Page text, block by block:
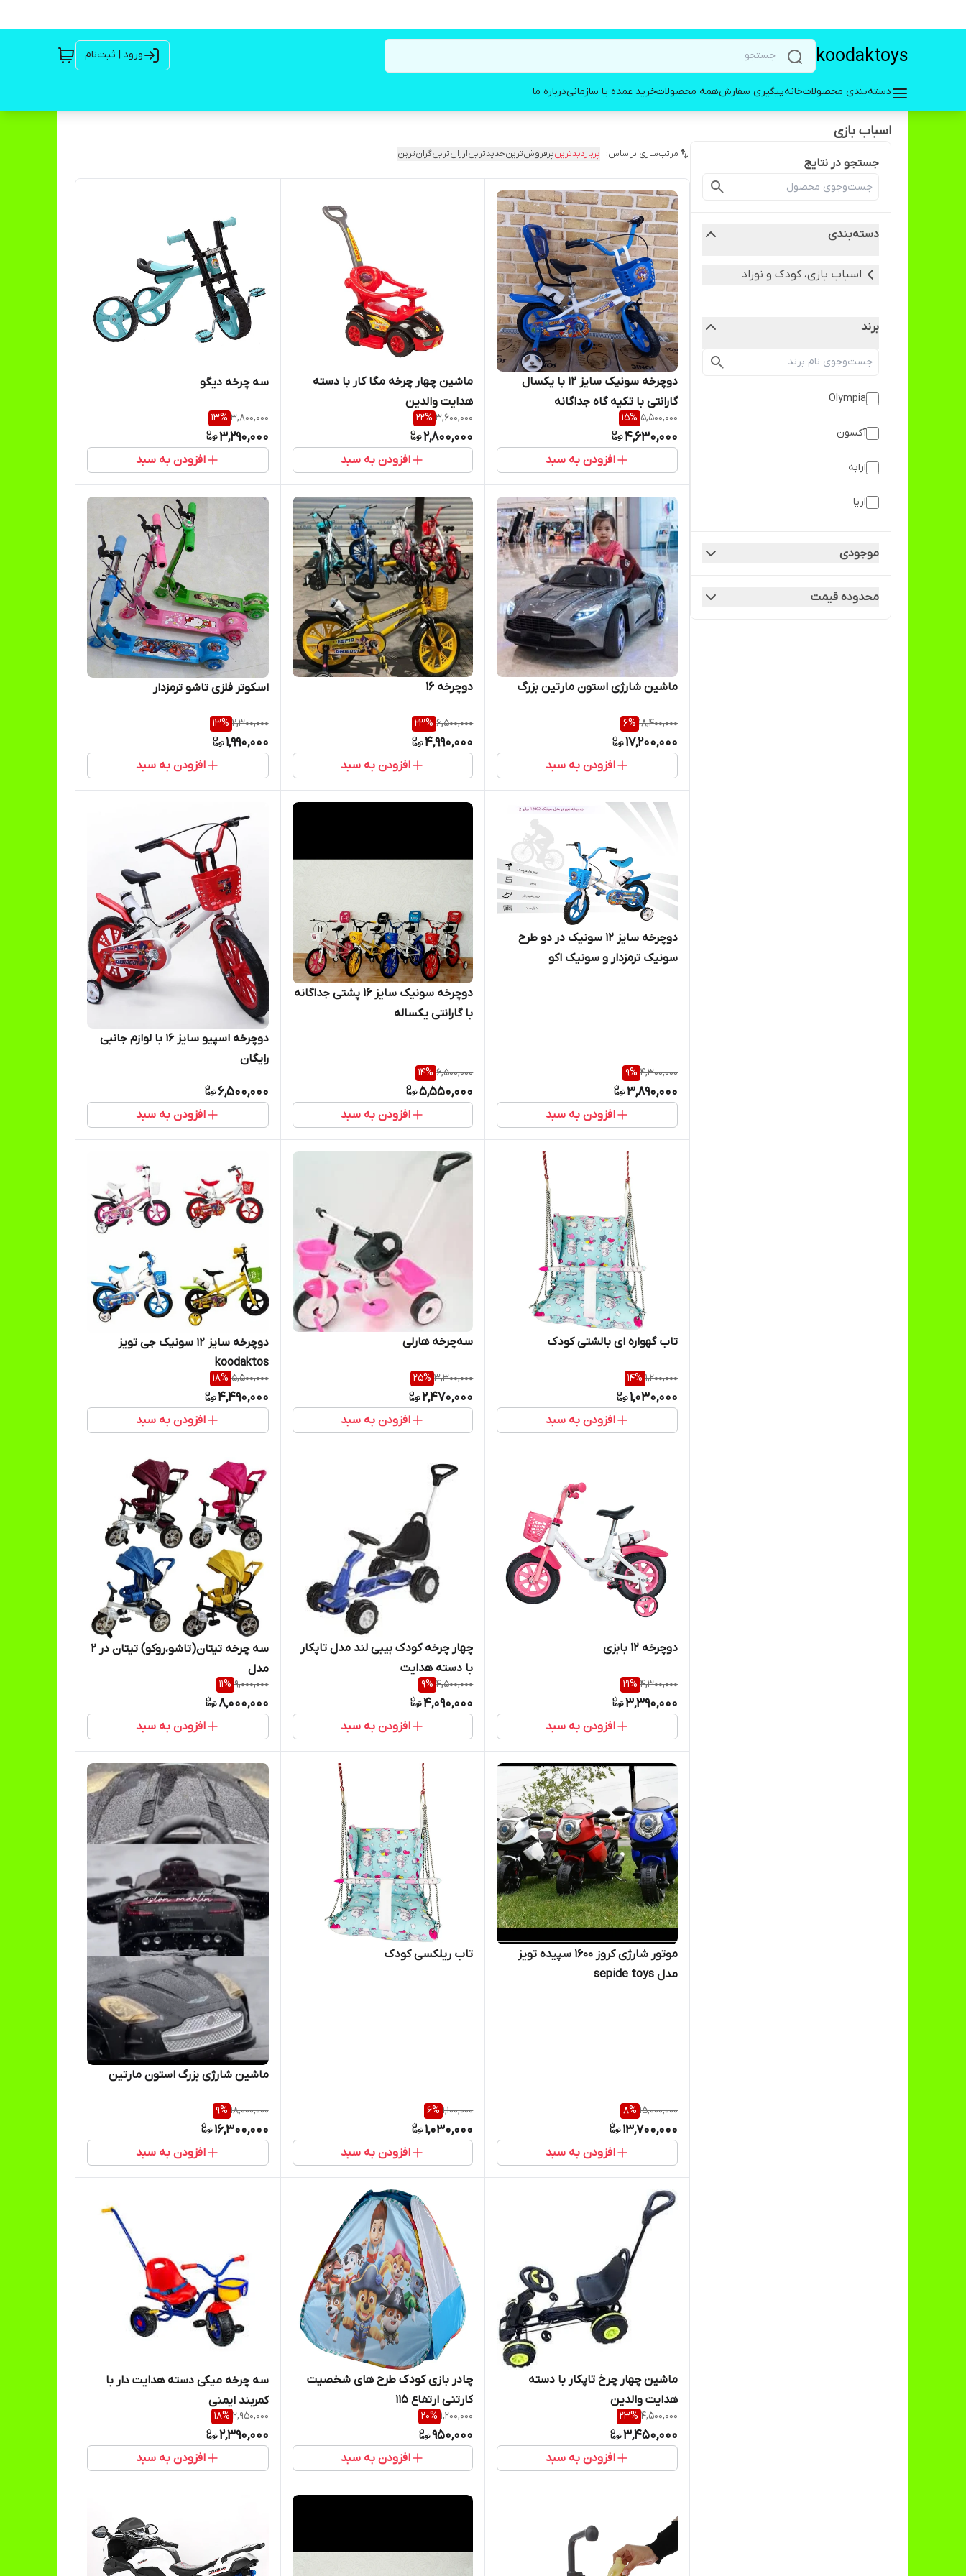
koodaktoys ورود | ثبت‌نام
دسته‌بندی محصولاتخانهپیگیری سفارشهمه محصولاتخرید عمده یا سازمانیدرباره ما
اسباب بازی
جستجو در نتایج
دسته‌بندی
اسباب بازی، کودک و نوزاد
برند
Olympia
آکسون
ارابه
اریا
بیبی لند
موجودی
محدوده قیمت
مرتب‌سازی براساس: پربازدیدترینپرفروش‌ترینجدیدترینارزان‌ترینگران‌ترین
دوچرخه سونیک سایز ۱۲ با یکسال
گارانتی با تکیه گاه جداگانه
5,500,000
15%
4,630,000
افزودن به سبد
ماشین چهار چرخه مگا کار با دسته
هدایت والدین
3,600,000
22%
2,800,000
افزودن به سبد
سه چرخه دیگو
3,800,000
13%
3,290,000
افزودن به سبد
ماشین شارژی استون مارتین بزرگ
18,400,000
6%
17,200,000
افزودن به سبد
دوچرخه ۱۶
6,500,000
23%
4,990,000
افزودن به سبد
اسکوتر فلزی تاشو ترمزدار
2,300,000
13%
1,990,000
افزودن به سبد
دوچرخه سایز ۱۲ سونیک در دو طرح
سونیک ترمزدار و سونیک اکو
4,300,000
9%
3,890,000
افزودن به سبد
دوچرخه سونیک سایز ۱۶ پشتی جداگانه
با گارانتی یکساله
6,500,000
14%
5,550,000
افزودن به سبد
دوچرخه اسپیو سایز ۱۶ با لوازم جانبی
رایگان
6,500,000
افزودن به سبد
تاب گهواره ای بالشتی کودک
1,200,000
14%
1,030,000
افزودن به سبد
سه‌چرخه هارلی
3,300,000
25%
2,470,000
افزودن به سبد
دوچرخه سایز ۱۲ سونیک جی تویز
koodaktos
5,500,000
18%
4,490,000
افزودن به سبد
دوچرخه ۱۲ بابزی
4,300,000
21%
3,390,000
افزودن به سبد
چهار چرخه کودک بیبی لند مدل تاپکار
با دسته هدایت
4,500,000
9%
4,090,000
افزودن به سبد
سه چرخه تیتان(تاشو،روکو) تیتان در ۲
مدل
9,000,000
11%
8,000,000
افزودن به سبد
موتور شارژی کروز ۱۶۰۰ سپیده تویز
مدل sepide toys
15,000,000
8%
13,700,000
افزودن به سبد
تاب ریلکسی کودک
1,100,000
6%
1,030,000
افزودن به سبد
ماشین شارژی بزرگ استون مارتین
18,000,000
9%
16,300,000
افزودن به سبد
ماشین چهار چرخ تاپکار با دسته
هدایت والدین
4,500,000
23%
3,450,000
افزودن به سبد
چادر بازی کودک طرح های شخصیت
کارتنی ارتفاع ۱۱۵
1,200,000
20%
950,000
افزودن به سبد
سه چرخه میکی دسته هدایت دار با
کمربند ایمنی
2,950,000
18%
2,390,000
افزودن به سبد